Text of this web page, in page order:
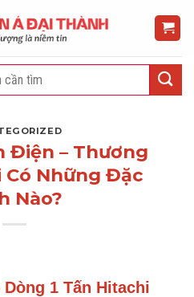
Điện – Thương
Có Những Đặc
Nào?
1 Tấn Hitachi